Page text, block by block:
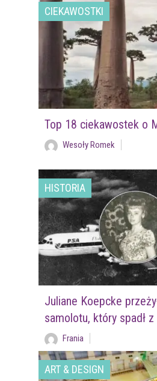
CIEKAWOSTKI
Top 18 ciekawostek o
Wesoły Romek
HISTORIA
Juliane Koepcke
samolotu, który spadł
Frania
ART & DESIGN